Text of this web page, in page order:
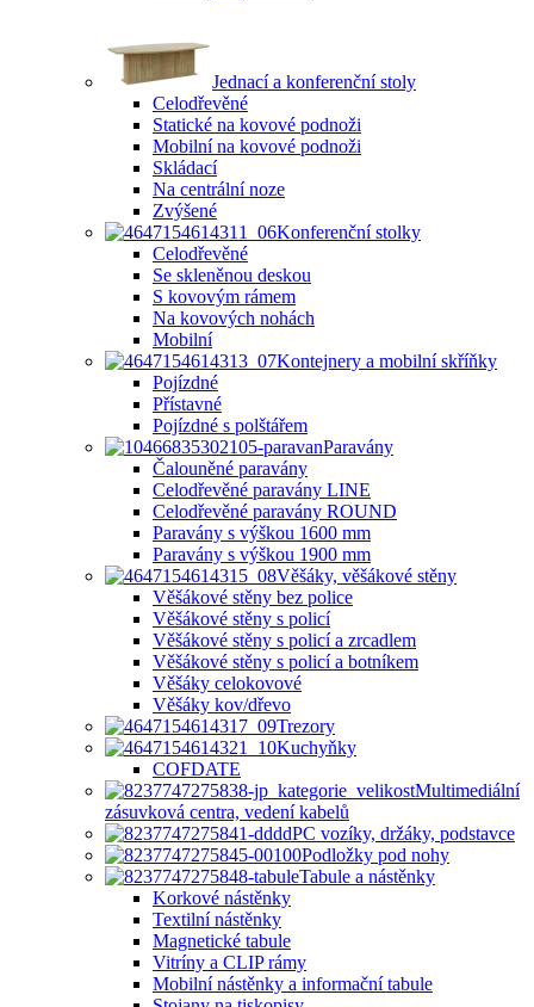
Jednací a konferenční stoly
Celodřevěné
Statické na kovové podnoži
Mobilní na kovové podnoži
Skládací
Na centrální noze
Zvýšené
Konferenční stolky
Celodřevěné
Se skleněnou deskou
S kovovým rámem
Na kovových nohách
Mobilní
Kontejnery a mobilní skříňky
Pojízdné
Přístavné
Pojízdné s polštářem
Paravány
Čalouněné paravány
Celodřevěné paravány LINE
Celodřevěné paravány ROUND
Paravány s výškou 1600 mm
Paravány s výškou 1900 mm
Věšáky, věšákové stěny
Věšákové stěny bez police
Věšákové stěny s policí
Věšákové stěny s policí a zrcadlem
Věšákové stěny s policí a botníkem
Věšáky celokovové
Věšáky kov/dřevo
Trezory
Kuchyňky
COFDATE
Multimediální
zásuvková centra, vedení kabelů
PC vozíky, držáky, podstavce
Podložky pod nohy
Tabule a nástěnky
Korkové nástěnky
Textilní nástěnky
Magnetické tabule
Vitríny a CLIP rámy
Mobilní nástěnky a informační tabule